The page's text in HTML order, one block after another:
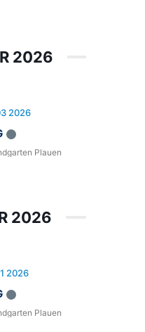
2026
2026
Plauen
2026
2026
Plauen